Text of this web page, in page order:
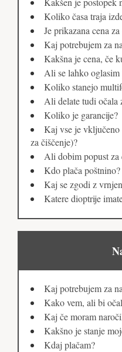
Koliko časa traja
Je prikazana cena
Kaj potrebujem za
Kakšna je cena, če
Ali se lahko oglasim
Koliko stanejo
Ali delate tudi očala
Koliko je garancije?
Kaj vse je
za čiščenje)?
Ali dobim popust za
Kdo plača poštnino?
Kaj se zgodi z
Katere dioptrije
Kaj potrebujem za
Kako vem, ali bi
Kaj če moram
Kakšno je stanje
Kdaj plačam?